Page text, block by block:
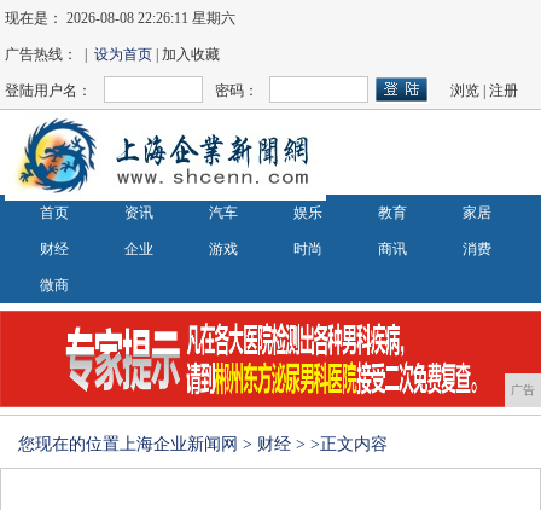
现在是：2026-08-08 22:26:11 星期六
广告热线： |设为首页 | 加入收藏
登陆用户名： 密码： 浏览 |注册
首页 资讯 汽车 娱乐 教育 家居
财经 企业 游戏 时尚 商讯 消费
微商
广告
您现在的位置上海企业新闻网 > 财经 > >正文内容